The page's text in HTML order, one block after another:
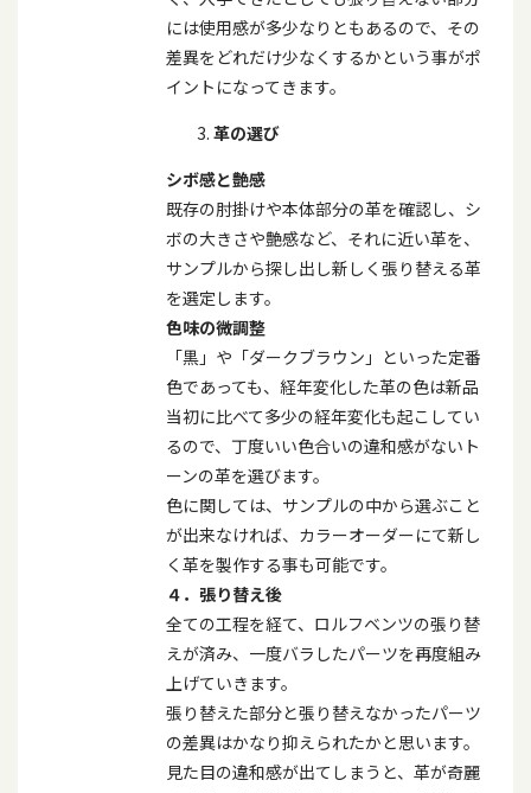
には使用感が多少なりともあるので、その
差異をどれだけ少なくするかという事がポ
イントになってきます。
革の選び
シボ感と艶感
既存の肘掛けや本体部分の革を確認し、シ
ボの大きさや艶感など、それに近い革を、
サンプルから探し出し新しく張り替える革
を選定します。
色味の微調整
「黒」や「ダークブラウン」といった定番
色であっても、経年変化した革の色は新品
当初に比べて多少の経年変化も起こしてい
るので、丁度いい色合いの違和感がないト
ーンの革を選びます。
色に関しては、サンプルの中から選ぶこと
が出来なければ、カラーオーダーにて新し
く革を製作する事も可能です。
４．張り替え後
全ての工程を経て、ロルフベンツの張り替
えが済み、一度バラしたパーツを再度組み
上げていきます。
張り替えた部分と張り替えなかったパーツ
の差異はかなり抑えられたかと思います。
見た目の違和感が出てしまうと、革が奇麗